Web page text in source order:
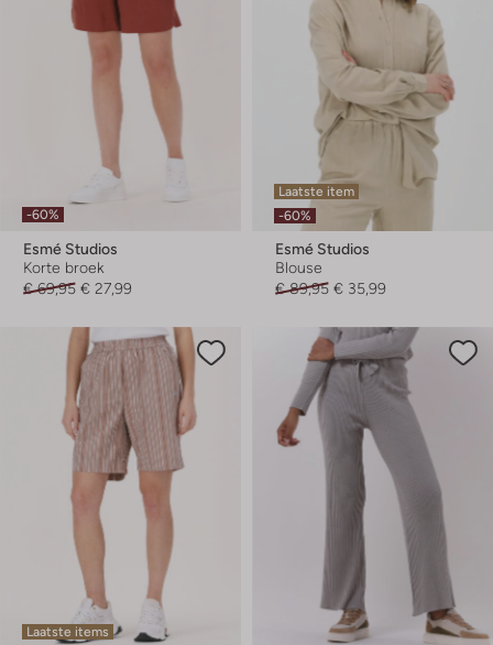
-60%
Esmé Studios
Korte broek
€ 69,95 € 27,99
Laatste item
-60%
Esmé Studios
Blouse
€ 89,95 € 35,99
Laatste items